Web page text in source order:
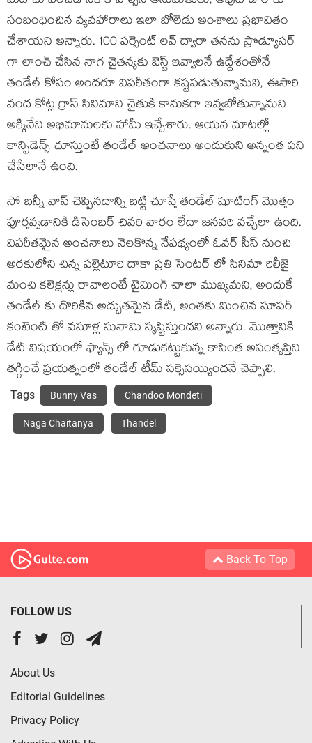
సంబంధించిన వ్యవహారాలు ఇలా బోలెడు అంశాలు ప్రభావితం
చేశాయని అన్నారు. 100 పర్సెంట్ లవ్ ద్వారా తనను ప్రొడ్యూసర్
గా లాంచ్ చేసిన నాగ చైతన్యకు బెస్ట్ ఇవ్వాలనే ఉద్దేశంతోనే
తండేల్ కోసం అందరూ విపరీతంగా కష్టపడుతున్నామని, ఈసారి
వంద కోట్ల గ్రాస్ సినిమాని చైతుకి కానుకగా ఇవ్వబోతున్నామని
అక్కినేని అభిమానులకు హామీ ఇచ్చేశారు. ఆయన మాటల్లో
కాన్ఫిడెన్స్ చూస్తుంటే తండేల్ అంచనాలు అందుకుని అన్నంత పని
చేసేలానే ఉంది.
సో బన్నీ వాస్ చెప్పినదాన్ని బట్టి చూస్తే తండేల్ షూటింగ్ మొత్తం
పూర్తవ్వడానికి డిసెంబర్ చివరి వారం లేదా జనవరి వచ్చేలా ఉంది.
విపరీతమైన అంచనాలు నెలకొన్న నేపథ్యంలో ఓవర్ సీస్ నుంచి
అరకులోని చిన్న పల్లెటూరి దాకా ప్రతి సెంటర్ లో సినిమా రిలీజై
మంచి కలెక్షన్లు రావాలంటే టైమింగ్ చాలా ముఖ్యమని, అందుకే
తండేల్ కు దొరికిన అద్భుతమైన డేట్, అంతకు మించిన సూపర్
కంటెంట్ తో వసూళ్ల సునామి సృష్టిస్తుందని అన్నారు. మొత్తానికి
డేట్ విషయంలో ఫ్యాన్స్ లో గూడుకట్టుకున్న కాసింత అసంతృప్తిని
తగ్గించే ప్రయత్నంలో తండేల్ టీమ్ సక్సెసయ్యిందనే చెప్పాలి.
Tags Bunny Vas Chandoo Mondeti
Naga Chaitanya Thandel
Back To Top
FOLLOW US
About Us
Editorial Guidelines
Privacy Policy